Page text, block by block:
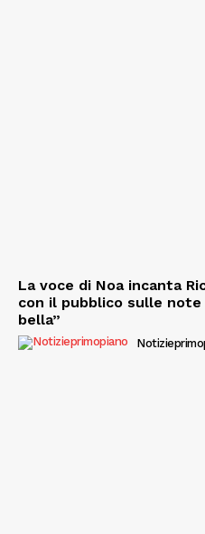
La voce di Noa incanta
con il pubblico sulle note
bella”